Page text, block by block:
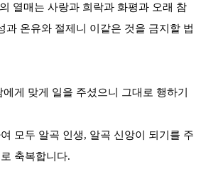
열매는 사랑과 희락과 화평과 오래 참
과 온유와 절제니 이같은 것을 금지할 법
게 맞게 일을 주셨으니 그대로 행하기
모두 알곡 인생, 알곡 신앙이 되기를 주
축복합니다.